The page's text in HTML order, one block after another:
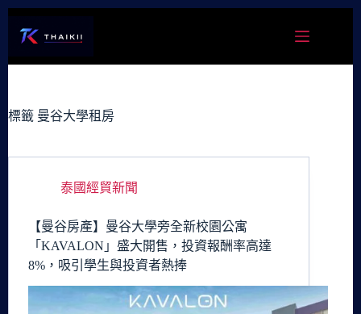
容
標籤 曼谷大學租房
泰國經貿新聞
【曼谷房產】曼谷大學旁全新校園公寓
「KAVALON」盛大開售，投資報酬率高達
8%，吸引學生與投資者熱捧